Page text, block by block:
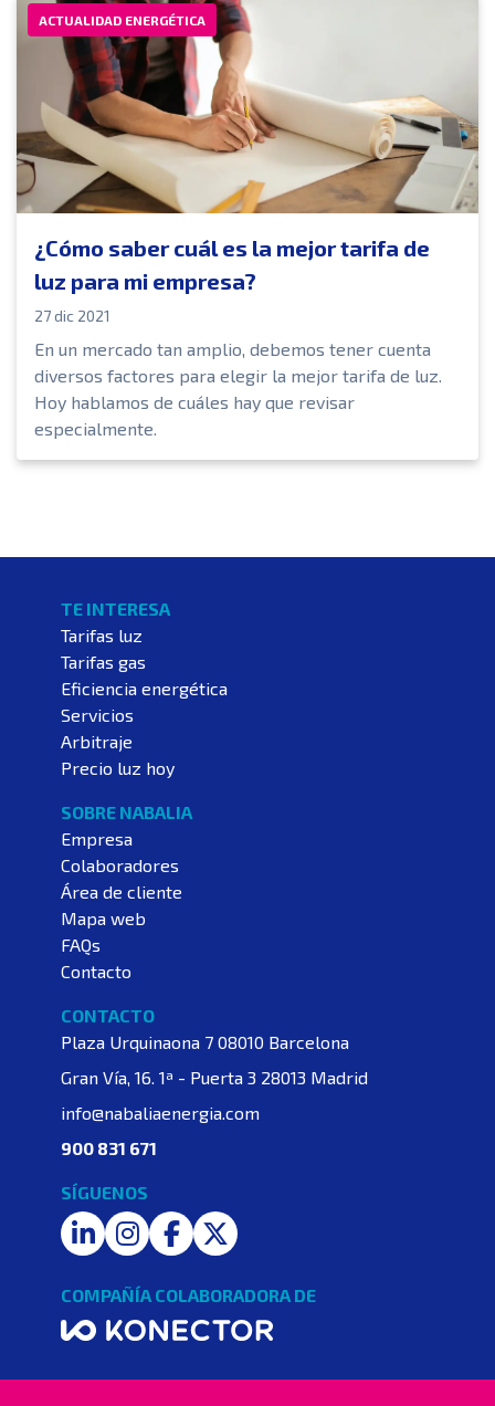
ACTUALIDAD ENERGÉTICA
¿Cómo saber cuál es la mejor tarifa de
luz para mi empresa?
27 dic 2021
En un mercado tan amplio, debemos tener cuenta
diversos factores para elegir la mejor tarifa de luz.
Hoy hablamos de cuáles hay que revisar
especialmente.
CONTACTO
Plaza Urquinaona 7 08010 Barcelona
Gran Vía, 16. 1ª - Puerta 3 28013 Madrid
info@nabaliaenergia.com
900 831 671
TE INTERESA
Tarifas luz
Tarifas gas
Eficiencia energética
Servicios
Arbitraje
Precio luz hoy
SOBRE NABALIA
Empresa
Colaboradores
Área de cliente
Mapa web
FAQs
Contacto
SÍGUENOS
LinkedInInstagram
FacebookTwitter
COMPAÑÍA COLABORADORA DE